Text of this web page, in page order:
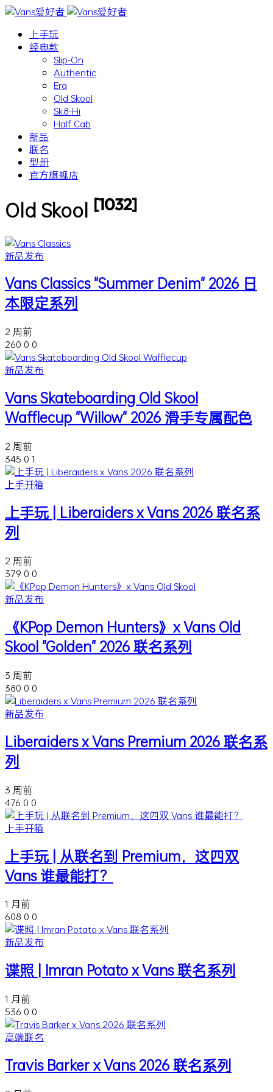
上手玩
经典款
Slip-On
Authentic
Era
Old Skool
Sk8-Hi
Half Cab
新品
联名
型册
官方旗舰店
Old Skool [1032]
新品发布
Vans Classics "Summer Denim" 2026 日
本限定系列
2 周前
260 0 0
新品发布
Vans Skateboarding Old Skool
Wafflecup "Willow" 2026 滑手专属配色
2 周前
345 0 1
上手开箱
上手玩 | Liberaiders x Vans 2026 联名系
列
2 周前
379 0 0
新品发布
《KPop Demon Hunters》x Vans Old
Skool "Golden" 2026 联名系列
3 周前
380 0 0
新品发布
Liberaiders x Vans Premium 2026 联名系
列
3 周前
476 0 0
上手开箱
上手玩 | 从联名到 Premium，这四双
Vans 谁最能打？
1 月前
608 0 0
新品发布
谍照 | Imran Potato x Vans 联名系列
1 月前
536 0 0
高端联名
Travis Barker x Vans 2026 联名系列